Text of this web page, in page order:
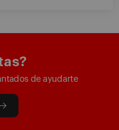
de ayudarte